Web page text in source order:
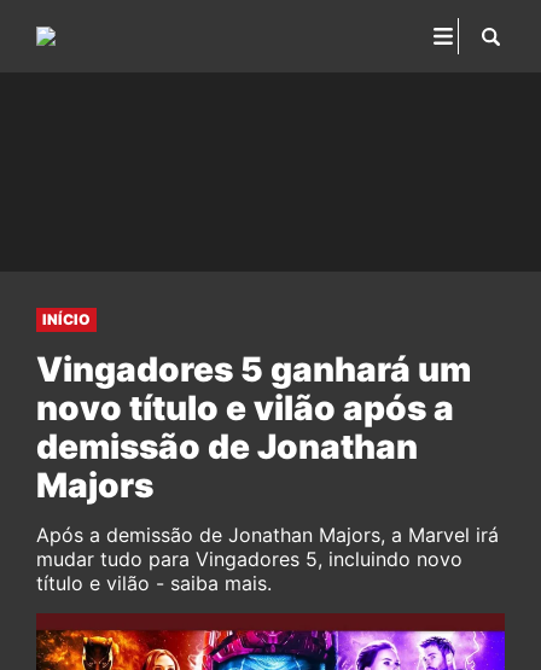
INÍCIO
Vingadores 5 ganhará um
novo título e vilão após a
demissão de Jonathan
Majors
Após a demissão de Jonathan Majors, a Marvel irá
mudar tudo para Vingadores 5, incluindo novo
título e vilão - saiba mais.